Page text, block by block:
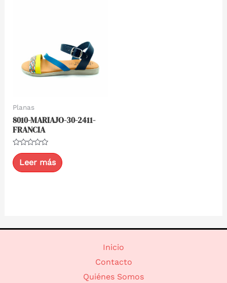
Planas
8010-MARIAJO-30-2411-
FRANCIA
Valorado
con
0
de
Leer más
Inicio
Contacto
Quiénes Somos